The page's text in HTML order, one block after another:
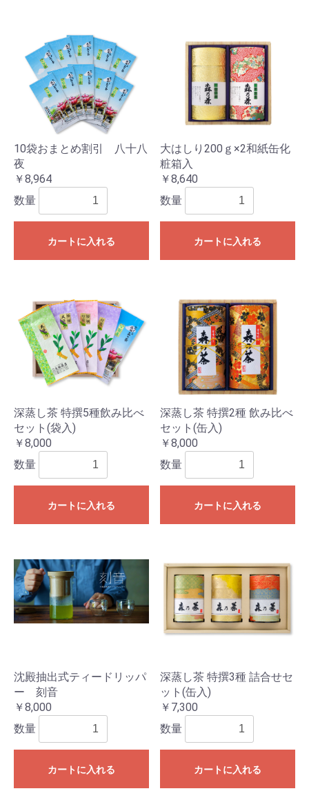
10袋おまとめ割引 八十八
夜
￥8,964
数量
カートに入れる
大はしり200ｇ×2和紙缶化
粧箱入
￥8,640
数量
カートに入れる
深蒸し茶 特撰5種飲み比べ
セット(袋入)
￥8,000
数量
カートに入れる
深蒸し茶 特撰2種 飲み比べ
セット(缶入)
￥8,000
数量
カートに入れる
沈殿抽出式ティードリッパ
ー 刻音
￥8,000
数量
カートに入れる
深蒸し茶 特撰3種 詰合せセ
ット(缶入)
￥7,300
数量
カートに入れる